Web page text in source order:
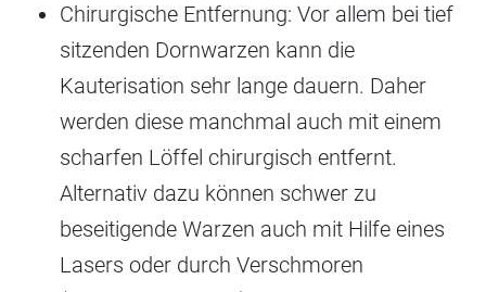
Chirurgische Entfernung: Vor allem bei tief
sitzenden Dornwarzen kann die
Kauterisation sehr lange dauern. Daher
werden diese manchmal auch mit einem
scharfen Löffel chirurgisch entfernt.
Alternativ dazu können schwer zu
beseitigende Warzen auch mit Hilfe eines
Lasers oder durch Verschmoren